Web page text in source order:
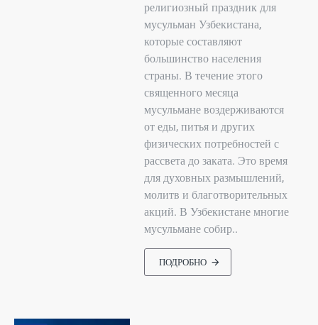
религиозный праздник для
мусульман Узбекистана,
которые составляют
большинство населения
страны. В течение этого
священного месяца
мусульмане воздерживаются
от еды, питья и других
физических потребностей с
рассвета до заката. Это время
для духовных размышлений,
молитв и благотворительных
акций. В Узбекистане многие
мусульмане собир..
ПОДРОБНО